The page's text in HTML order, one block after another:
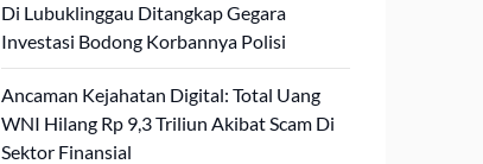
Di Lubuklinggau Ditangkap Gegara
Investasi Bodong Korbannya Polisi
Ancaman Kejahatan Digital: Total Uang
WNI Hilang Rp 9,3 Triliun Akibat Scam Di
Sektor Finansial